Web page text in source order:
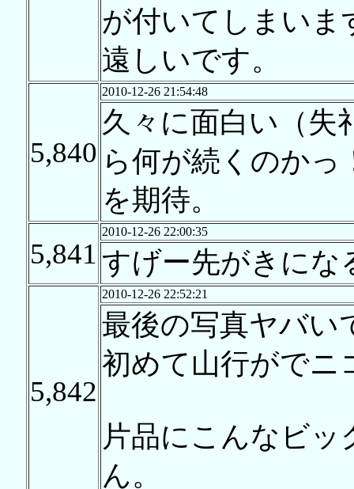
が付いてしまい
遠しいです。
5,840
2010-12-26 21:54:48
久々に面白い（失
ら何が続くのか
を期待。
5,841
2010-12-26 22:00:35
すげー先がきにな
5,842
2010-12-26 22:52:21
最後の写真ヤバい
初めて山行がでニ
片品にこんなビ
ん。